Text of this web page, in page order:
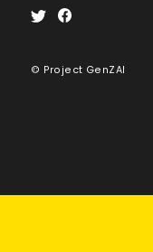
© Project GenZAI